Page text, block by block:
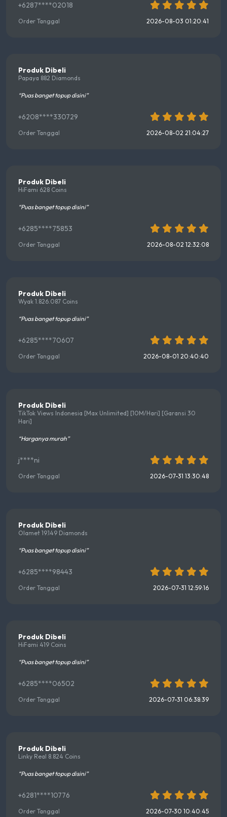
+6287****02018
Order Tanggal 2026-08-03 01:20:41
Produk Dibeli
Papaya 882 Diamonds
“Puas banget topup disini”
+6208****330729
Order Tanggal 2026-08-02 21:04:27
Produk Dibeli
HiFami 628 Coins
“Puas banget topup disini”
+6285****75853
Order Tanggal 2026-08-02 12:32:08
Produk Dibeli
Wyak 1.826.087 Coins
“Puas banget topup disini”
+6285****70607
Order Tanggal 2026-08-01 20:40:40
Produk Dibeli
TikTok Views Indonesia [Max Unlimited] [10M/Hari] [Garansi 30
Hari]
“Harganya murah”
j****ni
Order Tanggal 2026-07-31 13:30:48
Produk Dibeli
Olamet 19.149 Diamonds
“Puas banget topup disini”
+6285****98443
Order Tanggal 2026-07-31 12:59:16
Produk Dibeli
HiFami 419 Coins
“Puas banget topup disini”
+6285****06502
Order Tanggal 2026-07-31 06:38:39
Produk Dibeli
Linky Real 8.824 Coins
“Puas banget topup disini”
+6281****10776
Order Tanggal 2026-07-30 10:40:45